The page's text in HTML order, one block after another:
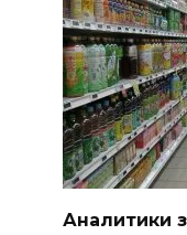
Аналитики